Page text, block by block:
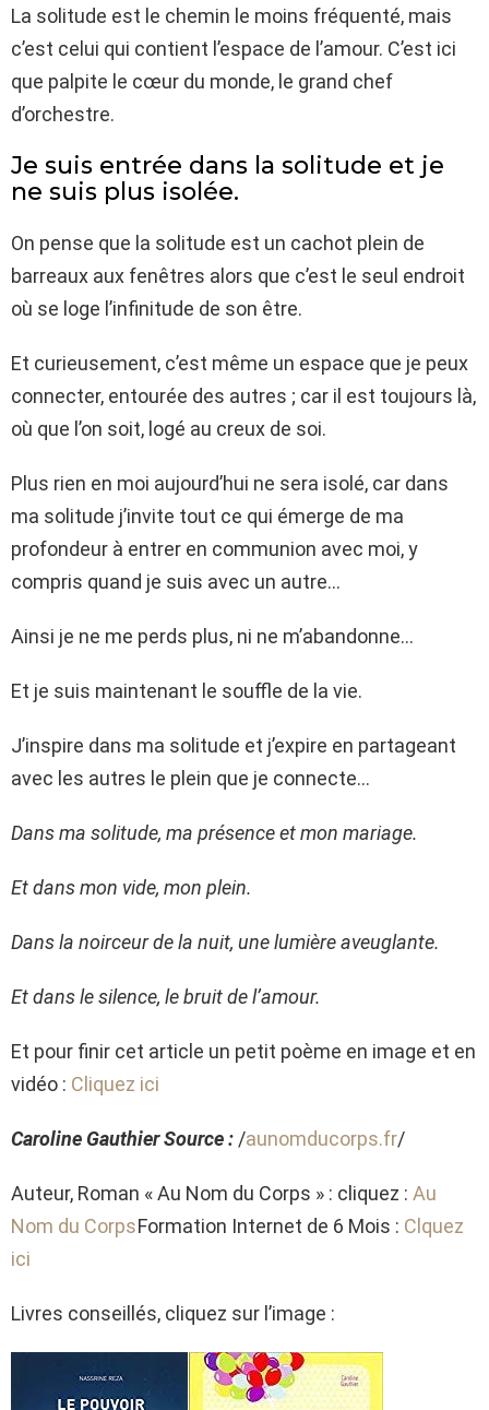
La solitude est le chemin le moins fréquenté, mais
c’est celui qui contient l’espace de l’amour. C’est ici
que palpite le cœur du monde, le grand chef
d’orchestre.
Je suis entrée dans la solitude et je
ne suis plus isolée.
On pense que la solitude est un cachot plein de
barreaux aux fenêtres alors que c’est le seul endroit
où se loge l’infinitude de son être.
Et curieusement, c’est même un espace que je peux
connecter, entourée des autres ; car il est toujours là,
où que l’on soit, logé au creux de soi.
Plus rien en moi aujourd’hui ne sera isolé, car dans
ma solitude j’invite tout ce qui émerge de ma
profondeur à entrer en communion avec moi, y
compris quand je suis avec un autre…
Ainsi je ne me perds plus, ni ne m’abandonne…
Et je suis maintenant le souffle de la vie.
J’inspire dans ma solitude et j’expire en partageant
avec les autres le plein que je connecte…
Dans ma solitude, ma présence et mon mariage.
Et dans mon vide, mon plein.
Dans la noirceur de la nuit, une lumière aveuglante.
Et dans le silence, le bruit de l’amour.
Et pour finir cet article un petit poème en image et en
vidéo : Cliquez ici
Caroline Gauthier Source : /aunomducorps.fr/
Auteur, Roman « Au Nom du Corps » : cliquez : Au
Nom du CorpsFormation Internet de 6 Mois : Clquez
ici
Livres conseillés, cliquez sur l’image :